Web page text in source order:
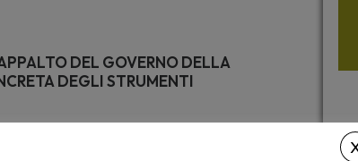
DEL GOVERNO DELLA
DEGLI STRUMENTI